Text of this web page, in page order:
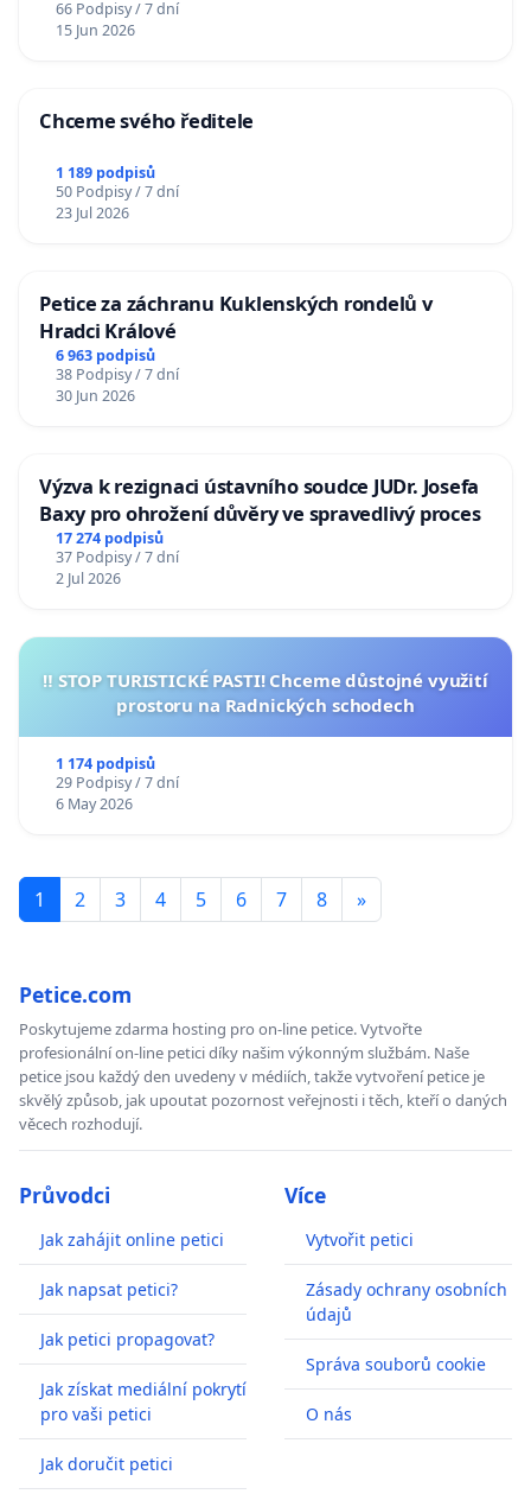
66 Podpisy / 7 dní
15 Jun 2026
Chceme svého ředitele
1 189 podpisů
50 Podpisy / 7 dní
23 Jul 2026
Petice za záchranu Kuklenských rondelů v
Hradci Králové
6 963 podpisů
38 Podpisy / 7 dní
30 Jun 2026
Výzva k rezignaci ústavního soudce JUDr. Josefa
Baxy pro ohrožení důvěry ve spravedlivý proces
17 274 podpisů
37 Podpisy / 7 dní
2 Jul 2026
‼️ STOP TURISTICKÉ PASTI! Chceme důstojné využití
prostoru na Radnických schodech
1 174 podpisů
29 Podpisy / 7 dní
6 May 2026
1 2 3 4 5 6 7 8 »
Petice.com
Poskytujeme zdarma hosting pro on-line petice. Vytvořte
profesionální on-line petici díky našim výkonným službám. Naše
petice jsou každý den uvedeny v médiích, takže vytvoření petice je
skvělý způsob, jak upoutat pozornost veřejnosti i těch, kteří o daných
věcech rozhodují.
Průvodci
Jak zahájit online petici
Jak napsat petici?
Jak petici propagovat?
Jak získat mediální pokrytí
pro vaši petici
Jak doručit petici
Více
Vytvořit petici
Zásady ochrany osobních
údajů
Správa souborů cookie
O nás